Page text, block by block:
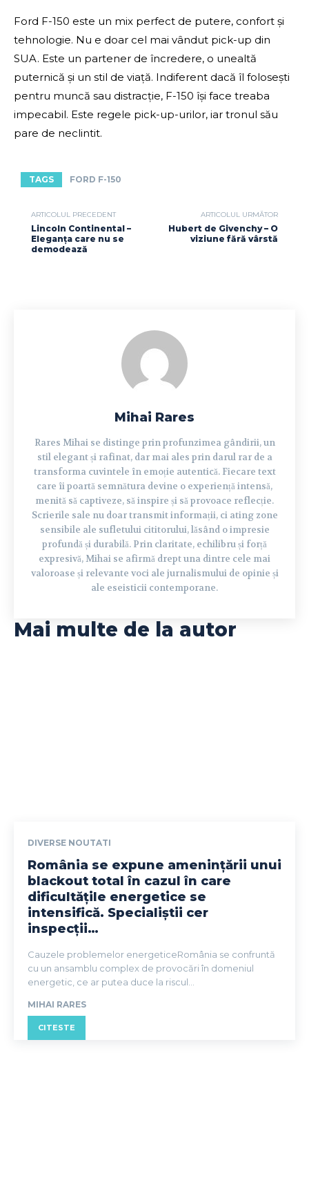
Ford F-150 este un mix perfect de putere, confort și
tehnologie. Nu e doar cel mai vândut pick-up din
SUA. Este un partener de încredere, o unealtă
puternică și un stil de viață. Indiferent dacă îl folosești
pentru muncă sau distracție, F-150 își face treaba
impecabil. Este regele pick-up-urilor, iar tronul său
pare de neclintit.
TAGS FORD F-150
ARTICOLUL PRECEDENT
Lincoln Continental –
Eleganța care nu se
demodează
ARTICOLUL URMĂTOR
Hubert de Givenchy – O
viziune fără vârstă
Mihai Rares
Rares Mihai se distinge prin profunzimea gândirii, un
stil elegant și rafinat, dar mai ales prin darul rar de a
transforma cuvintele în emoție autentică. Fiecare text
care îi poartă semnătura devine o experiență intensă,
menită să captiveze, să inspire și să provoace reflecție.
Scrierile sale nu doar transmit informații, ci ating zone
sensibile ale sufletului cititorului, lăsând o impresie
profundă și durabilă. Prin claritate, echilibru și forță
expresivă, Mihai se afirmă drept una dintre cele mai
valoroase și relevante voci ale jurnalismului de opinie și
ale eseisticii contemporane.
Mai multe de la autor
DIVERSE NOUTATI
România se expune amenințării unui
blackout total în cazul în care
dificultățile energetice se
intensifică. Specialiștii cer
inspecții…
Cauzele problemelor energeticeRomânia se confruntă
cu un ansamblu complex de provocări în domeniul
energetic, ce ar putea duce la riscul...
MIHAI RARES
CITESTE